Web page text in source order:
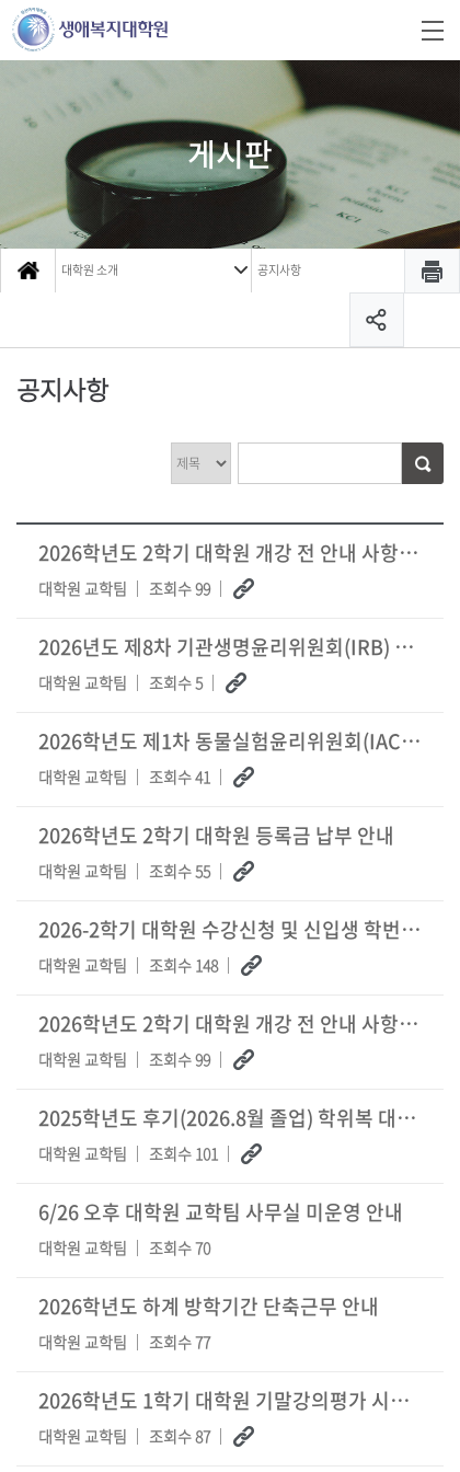
게시판
대학원 소개 공지사항
공지사항
2026학년도 2학기 대학원 개강 전 안내 사항(등록, 휴복학, 재입학 등)
대학원 교학팀 조회수 99
2026년도 제8차 기관생명윤리위원회(IRB) 개최 안내
대학원 교학팀 조회수 5
2026학년도 제1차 동물실험윤리위원회(IACUC) 심의 계획서 접수 안내(종료보고포함)
대학원 교학팀 조회수 41
2026학년도 2학기 대학원 등록금 납부 안내
대학원 교학팀 조회수 55
2026-2학기 대학원 수강신청 및 신입생 학번 조회 안내
대학원 교학팀 조회수 148
2026학년도 2학기 대학원 개강 전 안내 사항(등록, 휴복학, 재입학 등)
대학원 교학팀 조회수 99
2025학년도 후기(2026.8월 졸업) 학위복 대여 관련(포탈신청 : 7/30-8/14)
대학원 교학팀 조회수 101
6/26 오후 대학원 교학팀 사무실 미운영 안내
대학원 교학팀 조회수 70
2026학년도 하계 방학기간 단축근무 안내
대학원 교학팀 조회수 77
2026학년도 1학기 대학원 기말강의평가 시행(학생평가: 6.19~7.3)
대학원 교학팀 조회수 87